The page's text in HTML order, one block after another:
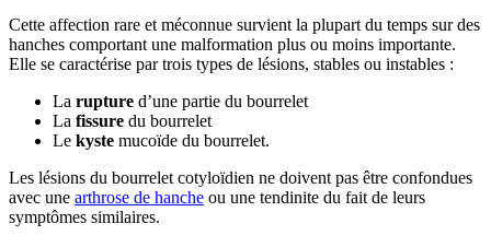
Cette affection rare et méconnue survient la plupart du temps sur des
hanches comportant une malformation plus ou moins importante.
Elle se caractérise par trois types de lésions, stables ou instables :
La rupture d’une partie du bourrelet
La fissure du bourrelet
Le kyste mucoïde du bourrelet.
Les lésions du bourrelet cotyloïdien ne doivent pas être confondues
avec une arthrose de hanche ou une tendinite du fait de leurs
symptômes similaires.